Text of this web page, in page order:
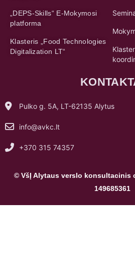
„DEPS-Skills“ E-Mokymosi
platforma
Klasteris „Food Technologies
Digitalization LT“
Pulko g. 5A, LT-62135 Alytus
info@avkc.lt
+370 315 74357
© VšĮ Alytaus verslo konsultacinis
149685361